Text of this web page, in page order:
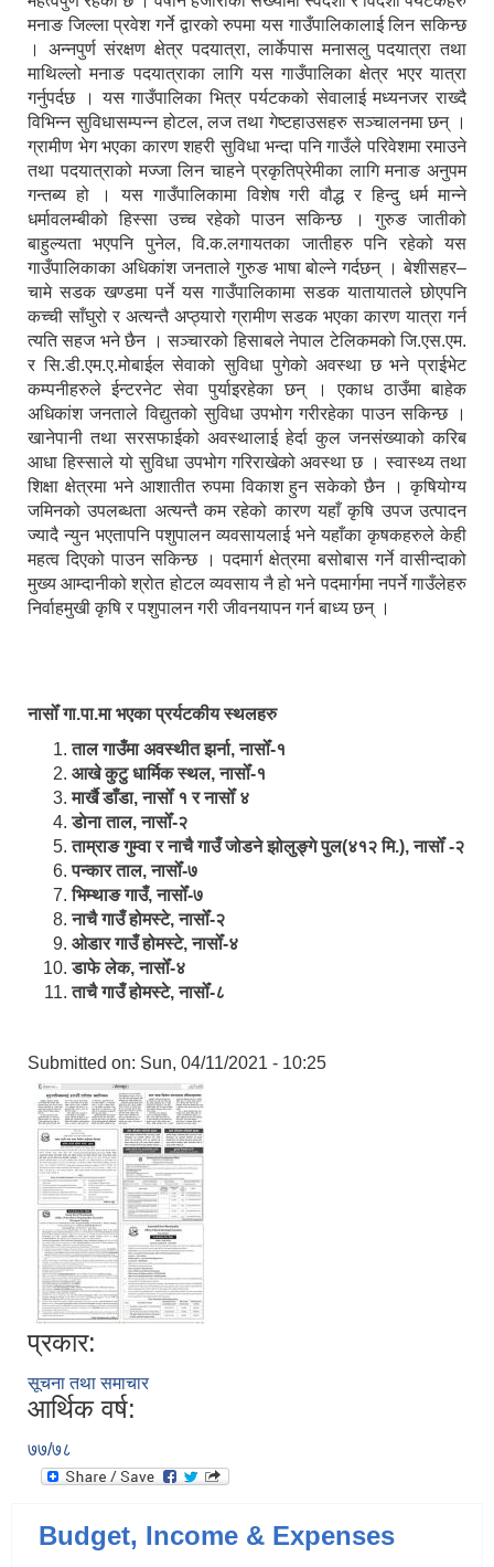
मनाङ जिल्ला प्रवेश गर्ने द्वारको रुपमा यस गाउँपालिकालाई लिन सकिन्छ
। अन्नपुर्ण संरक्षण क्षेत्र पदयात्रा, लार्केपास मनासलु पदयात्रा तथा
माथिल्लो मनाङ पदयात्राका लागि यस गाउँपालिका क्षेत्र भएर यात्रा
गर्नुपर्दछ । यस गाउँपालिका भित्र पर्यटकको सेवालाई मध्यनजर राख्दै
विभिन्न सुविधासम्पन्न होटल, लज तथा गेष्टहाउसहरु सञ्चालनमा छन् ।
ग्रामीण भेग भएका कारण शहरी सुविधा भन्दा पनि गाउँले परिवेशमा रमाउने
तथा पदयात्राको मज्जा लिन चाहने प्रकृतिप्रेमीका लागि मनाङ अनुपम
गन्तब्य हो । यस गाउँपालिकामा विशेष गरी वौद्ध र हिन्दु धर्म मान्ने
धर्मावलम्बीको हिस्सा उच्च रहेको पाउन सकिन्छ । गुरुङ जातीको
बाहुल्यता भएपनि पुनेल, वि.क.लगायतका जातीहरु पनि रहेको यस
गाउँपालिकाका अधिकांश जनताले गुरुङ भाषा बोल्ने गर्दछन् । बेशीसहर–
चामे सडक खण्डमा पर्ने यस गाउँपालिकामा सडक यातायातले छोएपनि
कच्ची साँघुरो र अत्यन्तै अप्ठ्यारो ग्रामीण सडक भएका कारण यात्रा गर्न
त्यति सहज भने छैन । सञ्चारको हिसाबले नेपाल टेलिकमको जि.एस.एम.
र सि.डी.एम.ए.मोबाईल सेवाको सुविधा पुगेको अवस्था छ भने प्राईभेट
कम्पनीहरुले ईन्टरनेट सेवा पुर्याइरहेका छन् । एकाध ठाउँमा बाहेक
अधिकांश जनताले विद्युतको सुविधा उपभोग गरीरहेका पाउन सकिन्छ ।
खानेपानी तथा सरसफाईको अवस्थालाई हेर्दा कुल जनसंख्याको करिब
आधा हिस्साले यो सुविधा उपभोग गरिराखेको अवस्था छ । स्वास्थ्य तथा
शिक्षा क्षेत्रमा भने आशातीत रुपमा विकाश हुन सकेको छैन । कृषियोग्य
जमिनको उपलब्धता अत्यन्तै कम रहेको कारण यहाँ कृषि उपज उत्पादन
ज्यादै न्युन भएतापनि पशुपालन व्यवसायलाई भने यहाँका कृषकहरुले केही
महत्व दिएको पाउन सकिन्छ । पदमार्ग क्षेत्रमा बसोबास गर्ने वासीन्दाको
मुख्य आम्दानीको श्रोत होटल व्यवसाय नै हो भने पदमार्गमा नपर्ने गाउँलेहरु
निर्वाहमुखी कृषि र पशुपालन गरी जीवनयापन गर्न बाध्य छन् ।
नासोँ गा.पा.मा भएका प्रर्यटकीय स्थलहरु
ताल गाउँमा अवस्थीत झर्ना, नासोँ-१
आखे कुटु धार्मिक स्थल, नासोँ-१
मार्खै डाँडा, नासोँ १ र नासोँ ४
डाेना ताल, नासोँ-२
ताम्राङ गुम्वा र नाचै गाउँ जोडने झोलुङ्गे पुल(४१२ मि.), नासोँ -२
पन्कार ताल, नासोँ-७
भिम्थाङ गाउँ, नासोँ-७
नाचै गाउँ होमस्टे, नासोँ-२
ओ‍‍‌डार गाउँ होमस्टे, नासोँ-४
डाफे लेक, नासोँ-४
ताचै गाउँ होमस्टे, नासोँ-८
Submitted on: Sun, 04/11/2021 - 10:25
प्रकार:
सूचना तथा समाचार
आर्थिक वर्ष:
७७/७८
Budget, Income & Expenses